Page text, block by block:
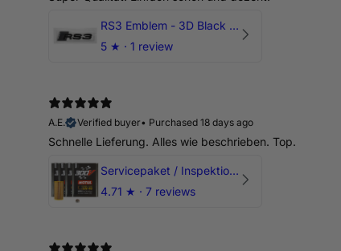
RS3 Emblem - 3D Black Edition - Schwarz/Schwarz Logo Modellschriftzug
5 ★ · 1 review
A.E.
Verified buyer• Purchased 18 days ago
Schnelle Lieferung. Alles wie beschrieben. Top.
Servicepaket / Inspektionspaket 1 mit Motul 300V 5W40 - 5W50 für alle 2.5 TFSI Modelle
4.71 ★ · 7 reviews